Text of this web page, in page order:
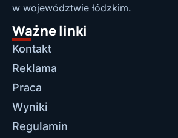
w województwie łódzkim.
Ważne linki
Kontakt
Reklama
Praca
Wyniki
Regulamin